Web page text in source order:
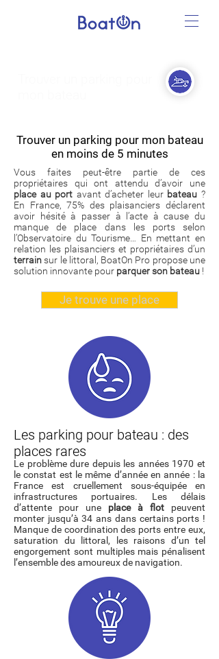
Trouver un parking pour mon bateau
en moins de 5 minutes
Vous faites peut-être partie de ces
propriétaires qui ont attendu d’avoir une
place au port avant d’acheter leur bateau ?
En France, 75% des plaisanciers déclarent
avoir hésité à passer à l’acte à cause du
manque de place dans les ports selon
l’Observatoire du Tourisme… En mettant en
relation les plaisanciers et propriétaires d’un
terrainsur le littoral, BoatOn Pro propose une
solution innovante pour parquer son bateau !
Je trouve une place
Les parking pour bateau : des
places rares
Le problème dure depuis les années 1970 et
le constat est le même d’année en année : la
France est cruellement sous-équipée en
infrastructures portuaires. Les délais
d’attente pour une place à flot peuvent
monter jusqu’à 34 ans dans certains ports !
Manque de coordination des ports entre eux,
saturation du littoral, les raisons d’un tel
engorgement sont multiples mais pénalisent
l’ensemble des amoureux de navigation.